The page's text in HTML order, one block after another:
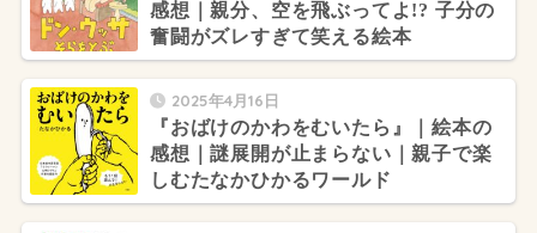
感想｜親分、空を飛ぶってよ!? 子分の
奮闘がズレすぎて笑える絵本
2025年4月16日
『おばけのかわをむいたら』｜絵本の
感想｜謎展開が止まらない｜親子で楽
しむたなかひかるワールド